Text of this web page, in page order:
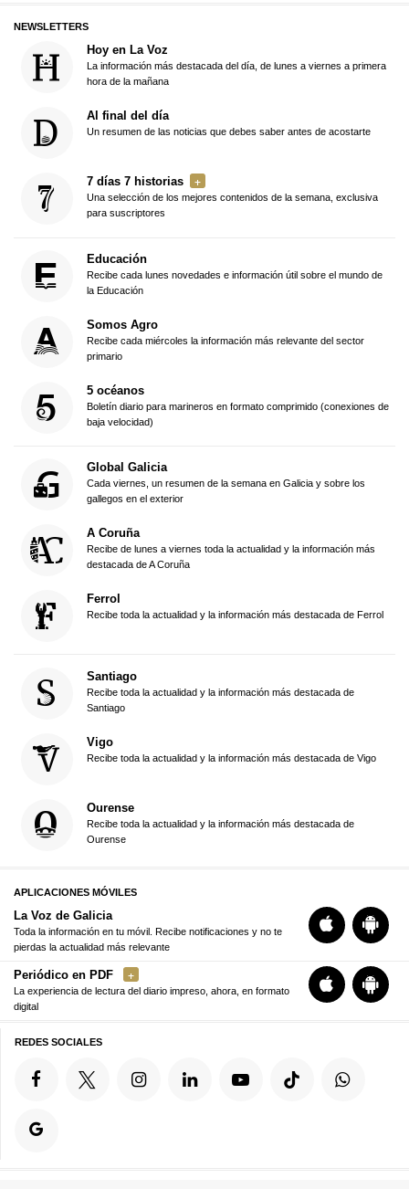
NEWSLETTERS
Hoy en La Voz
La información más destacada del día, de lunes a viernes a primera
hora de la mañana
Al final del día
Un resumen de las noticias que debes saber antes de acostarte
7 días 7 historias
Una selección de los mejores contenidos de la semana, exclusiva
para suscriptores
Educación
Recibe cada lunes novedades e información útil sobre el mundo de
la Educación
Somos Agro
Recibe cada miércoles la información más relevante del sector
primario
5 océanos
Boletín diario para marineros en formato comprimido (conexiones de
baja velocidad)
Global Galicia
Cada viernes, un resumen de la semana en Galicia y sobre los
gallegos en el exterior
A Coruña
Recibe de lunes a viernes toda la actualidad y la información más
destacada de A Coruña
Ferrol
Recibe toda la actualidad y la información más destacada de Ferrol
Santiago
Recibe toda la actualidad y la información más destacada de
Santiago
Vigo
Recibe toda la actualidad y la información más destacada de Vigo
Ourense
Recibe toda la actualidad y la información más destacada de
Ourense
APLICACIONES MÓVILES
La Voz de Galicia
Toda la información en tu móvil. Recibe notificaciones y no te
pierdas la actualidad más relevante
Periódico en PDF
La experiencia de lectura del diario impreso, ahora, en formato
digital
REDES SOCIALES